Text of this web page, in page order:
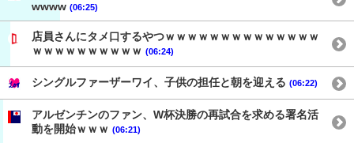
wwww (06:25)
店員さんにタメ口するやつｗｗｗｗｗｗｗｗｗｗｗｗｗｗ
ｗｗｗｗｗｗｗｗｗｗ (06:24)
シングルファーザーワイ、子供の担任と朝を迎える (06:22)
アルゼンチンのファン、W杯決勝の再試合を求める署名活
動を開始ｗｗｗ (06:21)